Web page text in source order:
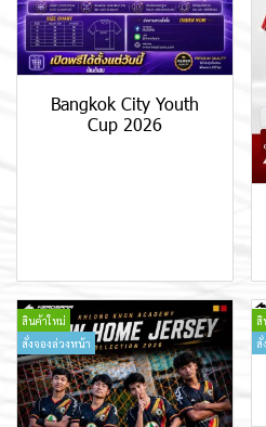
Bangkok City Youth
Cup 2026
สินค้าใหม่
สั่งจองล่วงหน้า
สิ
สั่